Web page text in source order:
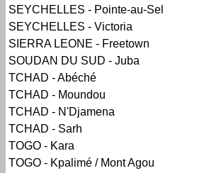
SEYCHELLES - Pointe-au-Sel
SEYCHELLES - Victoria
SIERRA LEONE - Freetown
SOUDAN DU SUD - Juba
TCHAD - Abéché
TCHAD - Moundou
TCHAD - N'Djamena
TCHAD - Sarh
TOGO - Kara
TOGO - Kpalimé / Mont Agou